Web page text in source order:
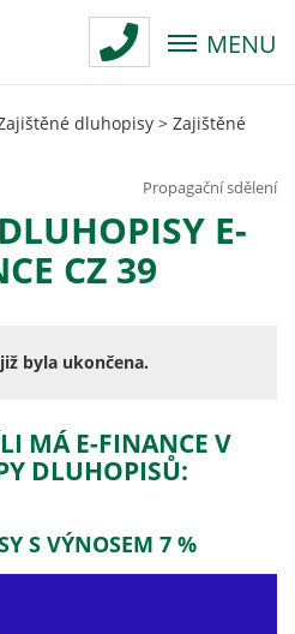
MENU
dluhopisy > Zajištěné
Propagační sdělení
E-
CZ 39
byla ukončena.
MÁ E-FINANCE V
DLUHOPISŮ:
S VÝNOSEM 7 %